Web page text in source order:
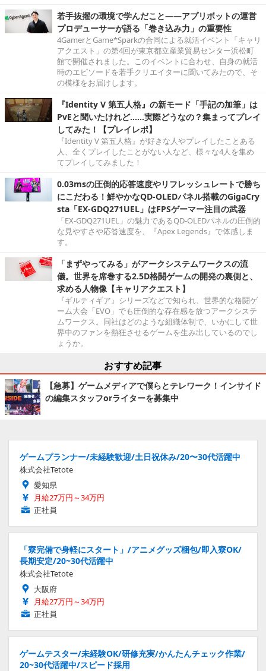
若手抜擢の環境で学んだこと――アプリボットの運営
プロデューサーが語る「巻き込み力」の重要性
4GamerとGame*Sparkの合同による就活イベント「キャリ
アクエスト」の第4回が東京都立産業貿易センター浜松町
館で開催されました。このイベントに合わせ、自身の就活
時のエピソードを若手クリエイターに聞いてみたので、そ
の模様をお届けします。
『Identity V 第五人格』の新モード「手記の加筆」は
PvEと聞いたけれど……実際どうなの？集まってプレイ
してみた！【プレイレポ】
『Identity V 第五人格』が好きな人やプレイしたことある
人、全くプレイしたことがない人など、様々な4人を集め
てプレイしてみました！
0.03msの圧倒的応答速度やリフレッシュレートで勝ち
にこだわる！鮮やかなQD-OLEDパネル搭載のGigaCry
sta「EX-GDQ271UEL」はFPSゲーマー注目の武器
「EX-GDQ271UEL」の魅力であるQD-OLEDパネルの圧倒的
な見やすさや応答速度を、『Apex Legends』で体感しま
す。
「まずやってみる」がアークシステムワークスの流
儀。世界を席巻する2.5D格闘ゲームの開発の裏側と、
求める人物像【キャリアクエスト】
『ギルティギア』シリーズなどで知られ、世界的な格闘ゲ
ーム大会「EVO」でも圧倒的な存在感を放つアークシステ
ムワークス。同社はどのような組織体制で、いかにして世
界中のファンを熱狂させるゲームを生み出しているのでし
ょうか。
おすすめ記事
【急募】ゲームメディアで僕らとテレワーク！インサイド
の編集スタッフorライターを募集中
ゲームプランナー/未経験歓迎/土日祝休み/20〜30代活躍中
株式会社Tetote
愛知県
月給27万円～34万円
正社員
「寮完備で身軽にスタート」/アニメグッズ梱包/即入寮OK/
長期安定/20~30代活躍中
株式会社Tetote
大阪府
月給27万円～34万円
正社員
ゲームテスター/未経験OK/研修充実/かんたんチェック作業/
20~30代活躍中/スピード採用